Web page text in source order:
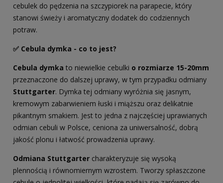
cebulek do pędzenia na szczypiorek na parapecie, który
stanowi świeży i aromatyczny dodatek do codziennych
potraw.
✅ Cebula dymka - co to jest?
Cebula dymka to niewielkie cebulki o rozmiarze 15-20mm
przeznaczone do dalszej uprawy, w tym przypadku odmiany
Stuttgarter. Dymka tej odmiany wyróżnia się jasnym,
kremowym zabarwieniem łuski i miąższu oraz delikatnie
pikantnym smakiem. Jest to jedna z najczęściej uprawianych
odmian cebuli w Polsce, ceniona za uniwersalność, dobrą
jakość plonu i łatwość prowadzenia uprawy.
Odmiana Stuttgarter charakteryzuje się wysoką
plennością i równomiernym wzrostem. Tworzy spłaszczone